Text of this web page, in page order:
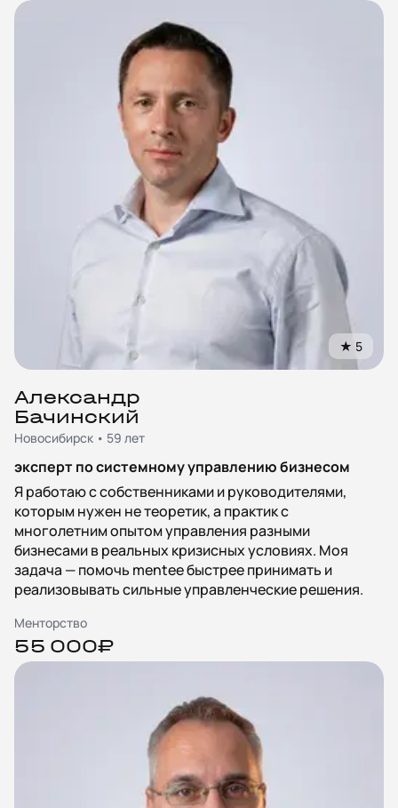
★ 5
Александр
Бачинский
Новосибирск • 59 лет
эксперт по системному управлению бизнесом
Я работаю с собственниками и руководителями,
которым нужен не теоретик, а практик с
многолетним опытом управления разными
бизнесами в реальных кризисных условиях. Моя
задача — помочь mentee быстрее принимать и
реализовывать сильные управленческие решения.
Менторство
55 000₽